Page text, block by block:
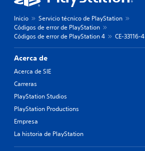
Inicio
Servicio técnico de PlayStation
Códigos de error de PlayStation
Códigos de error de PlayStation 4
CE-33116-4
Acerca de
Acerca de SIE
Carreras
PlayStation Studios
PlayStation Productions
Empresa
La historia de PlayStation